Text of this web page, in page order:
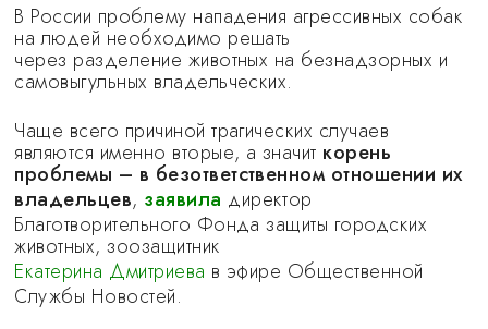
В России проблему нападения агрессивных собак
на людей необходимо решать
через разделение животных на безнадзорных и
самовыгульных владельческих.
Чаще всего причиной трагических случаев
являются именно вторые, а значит корень
проблемы – в безответственном отношении их
владельцев, заявила директор
Благотворительного Фонда защиты городских
животных, зоозащитник
Екатерина Дмитриева в эфире Общественной
Службы Новостей.